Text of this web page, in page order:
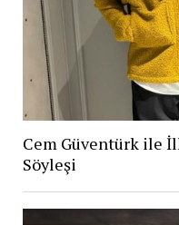
Cem Güventürk ile
Söyleşi